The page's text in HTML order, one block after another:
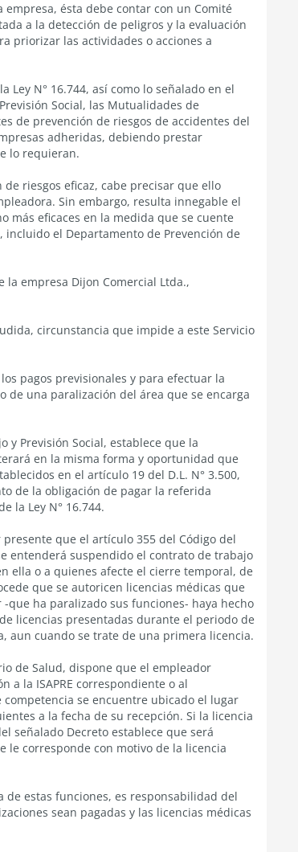
ésta debe contar con un Comité
a la detección de peligros y la evaluación
priorizar las actividades o acciones a
N° 16.744, así como lo señalado en el
Social, las Mutualidades de
de prevención de riesgos de accidentes del
adheridas, debiendo prestar
lo requieran.
riesgos eficaz, cabe precisar que ello
Sin embargo, resulta innegable el
más eficaces en la medida que se cuente
el Departamento de Prevención de
empresa Dijon Comercial Ltda.,
circunstancia que impide a este Servicio
pagos previsionales y para efectuar la
de una paralización del área que se encarga
y Previsión Social, establece que la
en la misma forma y oportunidad que
en el artículo 19 del D.L. N° 3.500,
de la obligación de pagar la referida
la Ley N° 16.744.
que el artículo 355 del Código del
entenderá suspendido el contrato de trabajo
ella o a quienes afecte el cierre temporal, de
que se autoricen licencias médicas que
ha paralizado sus funciones- haya hecho
licencias presentadas durante el periodo de
aun cuando se trate de una primera licencia.
de Salud, dispone que el empleador
a la ISAPRE correspondiente o al
se encuentre ubicado el lugar
a la fecha de su recepción. Si la licencia
señalado Decreto establece que será
corresponde con motivo de la licencia
de estas funciones, es responsabilidad del
sean pagadas y las licencias médicas